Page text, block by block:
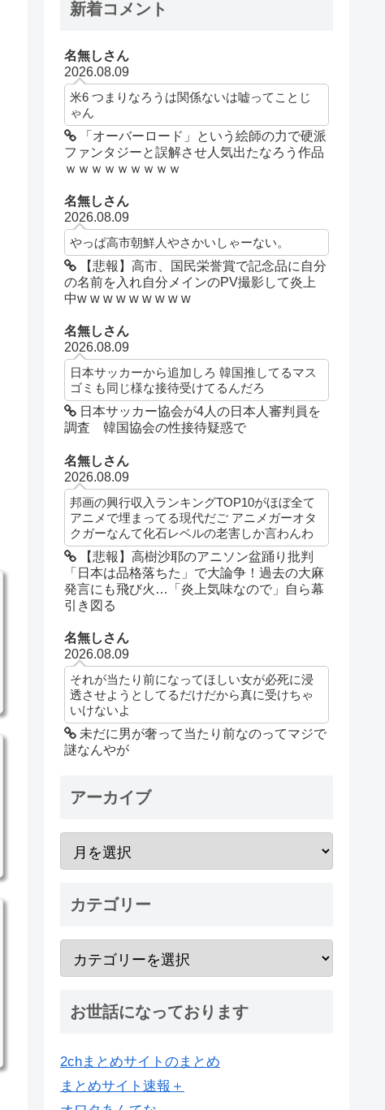
新着コメント
名無しさん
2026.08.09
米6 つまりなろうは関係ないは嘘ってことじ
ゃん
「オーバーロード」という絵師の力で硬派
ファンタジーと誤解させ人気出たなろう作品
ｗｗｗｗｗｗｗｗｗ
名無しさん
2026.08.09
やっぱ高市朝鮮人やさかいしゃーない。
【悲報】高市、国民栄誉賞で記念品に自分
の名前を入れ自分メインのPV撮影して炎上
中w w w w w w w w w
名無しさん
2026.08.09
日本サッカーから追加しろ 韓国推してるマス
ゴミも同じ様な接待受けてるんだろ
日本サッカー協会が4人の日本人審判員を
調査 韓国協会の性接待疑惑で
名無しさん
2026.08.09
邦画の興行収入ランキングTOP10がほぼ全て
アニメで埋まってる現代だご アニメガーオタ
クガーなんて化石レベルの老害しか言わんわ
【悲報】高樹沙耶のアニソン盆踊り批判
「日本は品格落ちた」で大論争！過去の大麻
発言にも飛び火…「炎上気味なので」自ら幕
引き図る
名無しさん
2026.08.09
それが当たり前になってほしい女が必死に浸
透させようとしてるだけだから真に受けちゃ
いけないよ
未だに男が奢って当たり前なのってマジで
謎なんやが
アーカイブ
カテゴリー
お世話になっております
2chまとめサイトのまとめ
まとめサイト速報＋